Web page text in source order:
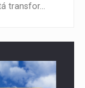
transfor...